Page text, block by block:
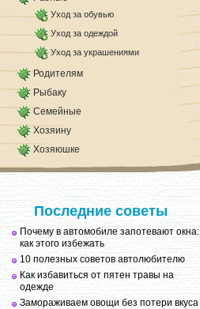
Уход за обувью
Уход за одеждой
Уход за украшениями
Родителям
Рыбаку
Семейные
Хозяину
Хозяюшке
Последние советы
Почему в автомобиле запотевают окна:
как этого избежать
10 полезных советов автолюбителю
Как избавиться от пятен травы на
одежде
Замораживаем овощи без потери вкуса